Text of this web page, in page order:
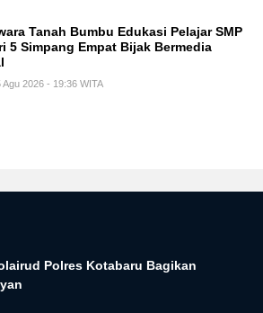
Tanah Bumbu Edukasi Pelajar SMP
5 Simpang Empat Bijak Bermedia
Agu 2026 - 19:36 WITA
Polres Kotabaru Bagikan